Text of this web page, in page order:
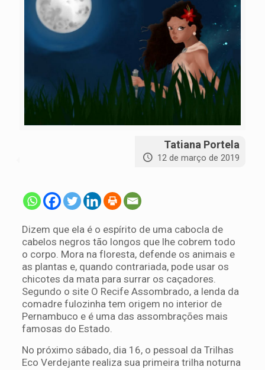
Tatiana Portela
12 de março de 2019
Dizem que ela é o espírito de uma cabocla de
cabelos negros tão longos que lhe cobrem todo
o corpo. Mora na floresta, defende os animais e
as plantas e, quando contrariada, pode usar os
chicotes da mata para surrar os caçadores.
Segundo o site O Recife Assombrado, a lenda da
comadre fulozinha tem origem no interior de
Pernambuco e é uma das assombrações mais
famosas do Estado.
No próximo sábado, dia 16, o pessoal da Trilhas
Eco Verdejante realiza sua primeira trilha noturna